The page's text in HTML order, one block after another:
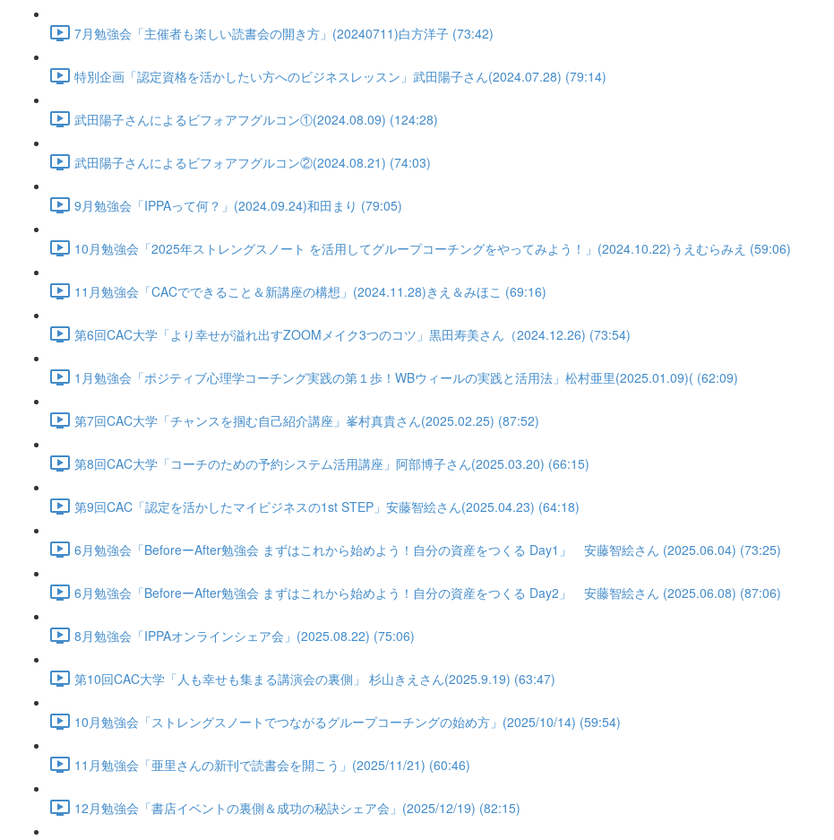
7月勉強会「主催者も楽しい読書会の開き方」(20240711)白方洋子 (73:42)
特別企画「認定資格を活かしたい方へのビジネスレッスン」武田陽子さん(2024.07.28) (79:14)
武田陽子さんによるビフォアフグルコン①(2024.08.09) (124:28)
武田陽子さんによるビフォアフグルコン②(2024.08.21) (74:03)
9月勉強会「IPPAって何？」(2024.09.24)和田まり (79:05)
10月勉強会「2025年ストレングスノート を活用してグループコーチングをやってみよう！」(2024.10.22)うえむらみえ (59:06)
11月勉強会「CACでできること＆新講座の構想」(2024.11.28)きえ＆みほこ (69:16)
第6回CAC大学「より幸せが溢れ出すZOOMメイク3つのコツ」黒田寿美さん（2024.12.26) (73:54)
1月勉強会「ポジティブ心理学コーチング実践の第１歩！WBウィールの実践と活用法」松村亜里(2025.01.09)( (62:09)
第7回CAC大学「チャンスを掴む自己紹介講座」峯村真貴さん(2025.02.25) (87:52)
第8回CAC大学「コーチのための予約システム活用講座」阿部博子さん(2025.03.20) (66:15)
第9回CAC「認定を活かしたマイビジネスの1st STEP」安藤智絵さん(2025.04.23) (64:18)
6月勉強会「BeforeーAfter勉強会 まずはこれから始めよう！自分の資産をつくる Day1」 安藤智絵さん (2025.06.04) (73:25)
6月勉強会「BeforeーAfter勉強会 まずはこれから始めよう！自分の資産をつくる Day2」 安藤智絵さん (2025.06.08) (87:06)
8月勉強会「IPPAオンラインシェア会」(2025.08.22) (75:06)
第10回CAC大学「人も幸せも集まる講演会の裏側」 杉山きえさん(2025.9.19) (63:47)
10月勉強会「ストレングスノートでつながるグループコーチングの始め方」(2025/10/14) (59:54)
11月勉強会「亜里さんの新刊で読書会を開こう」(2025/11/21) (60:46)
12月勉強会「書店イベントの裏側＆成功の秘訣シェア会」(2025/12/19) (82:15)